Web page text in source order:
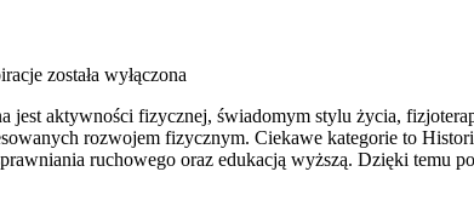
została wyłączona
jest aktywności fizycznej, świadomym stylu życia,
rozwojem fizycznym. Ciekawe kategorie to
ruchowego oraz edukacją wyższą. Dzięki temu